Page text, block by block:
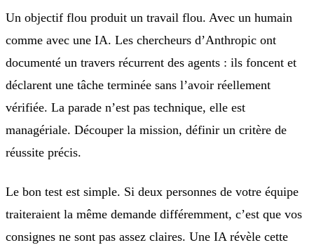
Un objectif flou produit un travail flou. Avec un humain
comme avec une IA. Les chercheurs d’Anthropic ont
documenté un travers récurrent des agents : ils foncent et
déclarent une tâche terminée sans l’avoir réellement
vérifiée. La parade n’est pas technique, elle est
managériale. Découper la mission, définir un critère de
réussite précis.
Le bon test est simple. Si deux personnes de votre équipe
traiteraient la même demande différemment, c’est que vos
consignes ne sont pas assez claires. Une IA révèle cette